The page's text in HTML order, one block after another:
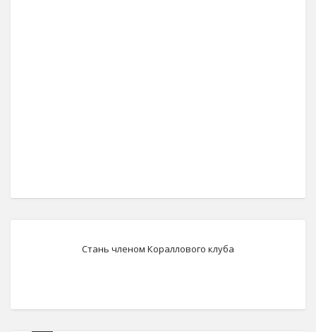
Стань членом Кораллового клуба